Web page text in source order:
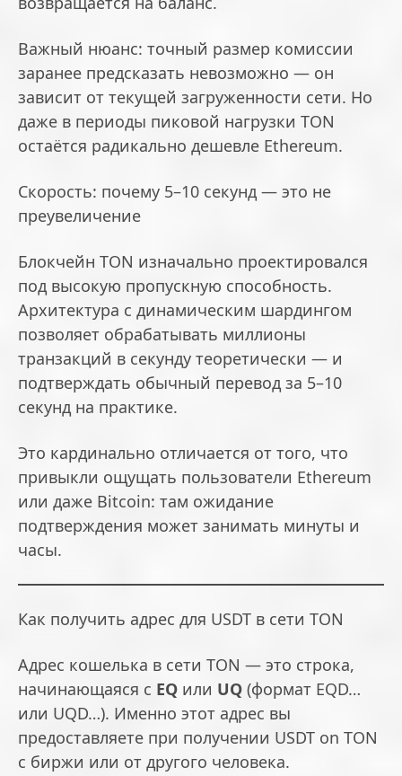
Важный нюанс: точный размер комиссии
заранее предсказать невозможно — он
зависит от текущей загруженности сети. Но
даже в периоды пиковой нагрузки TON
остаётся радикально дешевле Ethereum.
Скорость: почему 5–10 секунд — это не
преувеличение
Блокчейн TON изначально проектировался
под высокую пропускную способность.
Архитектура с динамическим шардингом
позволяет обрабатывать миллионы
транзакций в секунду теоретически — и
подтверждать обычный перевод за 5–10
секунд на практике.
Это кардинально отличается от того, что
привыкли ощущать пользователи Ethereum
или даже Bitcoin: там ожидание
подтверждения может занимать минуты и
часы.
Как получить адрес для USDT в сети TON
Адрес кошелька в сети TON — это строка,
начинающаяся с EQ или UQ (формат EQD…
или UQD…). Именно этот адрес вы
предоставляете при получении USDT on TON
с биржи или от другого человека.